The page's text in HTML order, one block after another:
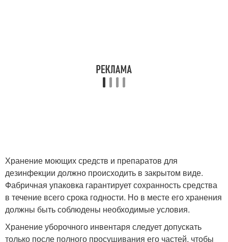
Хранение моющих средств и препаратов для
дезинфекции должно происходить в закрытом виде.
Фабричная упаковка гарантирует сохранность средства
в течение всего срока годности. Но в месте его хранения
должны быть соблюдены необходимые условия.
Хранение уборочного инвентаря следует допускать
только после полного просушивания его частей, чтобы